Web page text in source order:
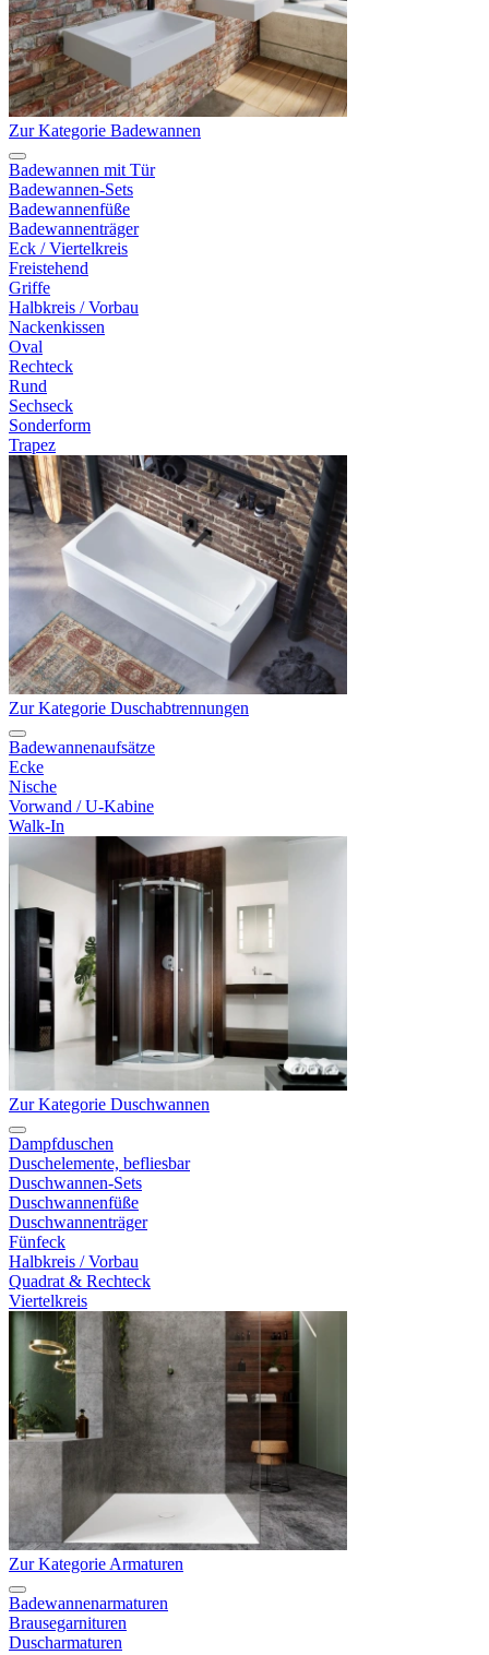
Zur Kategorie Badewannen
Badewannen mit Tür
Badewannen-Sets
Badewannenfüße
Badewannenträger
Eck / Viertelkreis
Freistehend
Griffe
Halbkreis / Vorbau
Nackenkissen
Oval
Rechteck
Rund
Sechseck
Sonderform
Trapez
Zur Kategorie Duschabtrennungen
Badewannenaufsätze
Ecke
Nische
Vorwand / U-Kabine
Walk-In
Zur Kategorie Duschwannen
Dampfduschen
Duschelemente, befliesbar
Duschwannen-Sets
Duschwannenfüße
Duschwannenträger
Fünfeck
Halbkreis / Vorbau
Quadrat & Rechteck
Viertelkreis
Zur Kategorie Armaturen
Badewannenarmaturen
Brausegarnituren
Duscharmaturen